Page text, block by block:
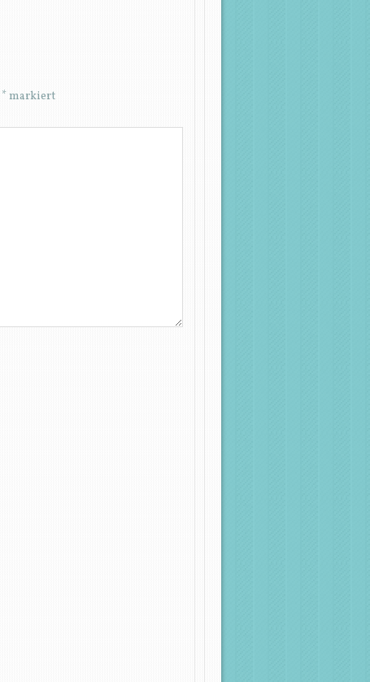
*markiert